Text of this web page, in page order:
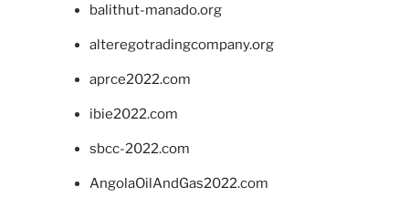
balithut-manado.org
alteregotradingcompany.org
aprce2022.com
ibie2022.com
sbcc-2022.com
AngolaOilAndGas2022.com